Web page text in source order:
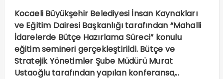
Kocaeli Büyükşehir Belediyesi İnsan Kaynakları
ve Eğitim Dairesi Başkanlığı tarafından “Mahalli
İdarelerde Bütçe Hazırlama Süreci” konulu
eğitim semineri gerçekleştirildi. Bütçe ve
Stratejik Yönetimler Şube Müdürü Murat
Ustaoğlu tarafından yapılan konferansa,..